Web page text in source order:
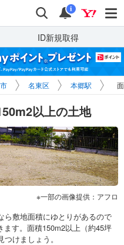
検索 通知
i
ID新規取得
名東区 本郷駅
以上の土地
一部の画像提供：アフロ
ら敷地面積にゆとりがあるので
す。面積150m2以上（約45坪
けましょう。